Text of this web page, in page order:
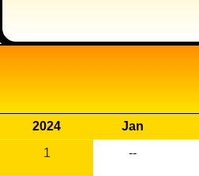
2024 Jan
1
--